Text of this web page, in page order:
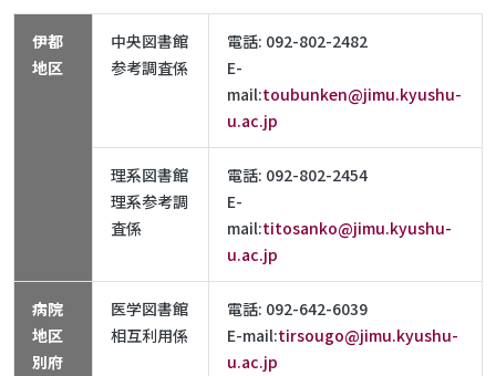
伊都
地区
中央図書館
参考調査係
電話: 092-802-2482
E-
mail:toubunken@jimu.kyushu-
u.ac.jp
理系図書館
理系参考調
査係
電話: 092-802-2454
E-
mail:titosanko@jimu.kyushu-
u.ac.jp
病院
地区
別府
医学図書館
相互利用係
電話: 092-642-6039
E-mail:tirsougo@jimu.kyushu-
u.ac.jp